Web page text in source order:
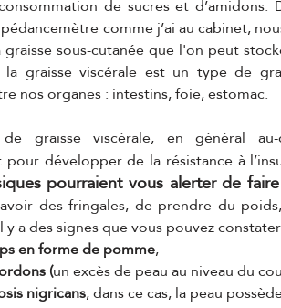
de sucres et d’amidons.
comme j’ai au cabinet,
sous-cutanée que l'on peut
graisse viscérale est un type de
nos organes : intestins, foie, estomac.
graisse viscérale, en général
développer de la résistance à
pourraient vous alerter de
des fringales, de prendre du
y a des signes que vous pouvez
en forme de pomme,
(un excès de peau au niveau du
nigricans, dans ce cas, la peau